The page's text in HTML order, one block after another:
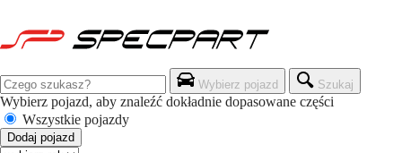
Wybierz pojazd Szukaj
Wybierz pojazd, aby znaleźć dokładnie dopasowane części
Wszystkie pojazdy
Dodaj pojazd